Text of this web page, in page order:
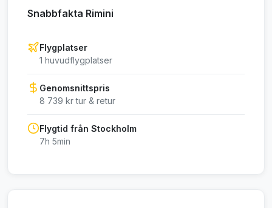
Snabbfakta Rimini
Flygplatser
1 huvudflygplatser
Genomsnittspris
8 739 kr tur & retur
Flygtid från Stockholm
7h 5min